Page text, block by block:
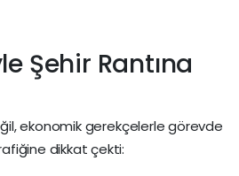
Şehir Rantına
ekonomik gerekçelerle görevde
dikkat çekti: